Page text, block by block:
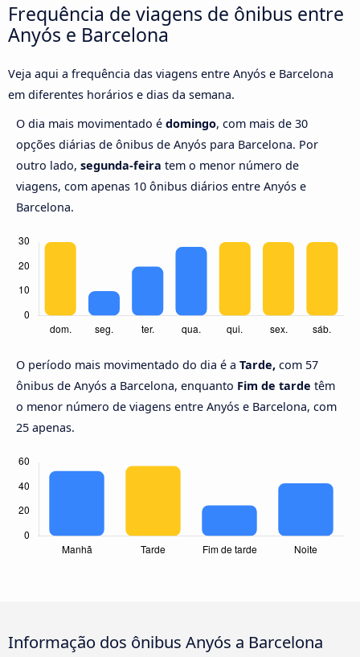
Frequência de viagens de ônibus entre
Anyós e Barcelona
Veja aqui a frequência das viagens entre Anyós e Barcelona
em diferentes horários e dias da semana.
O dia mais movimentado é domingo, com mais de 30
opções diárias de ônibus de Anyós para Barcelona. Por
outro lado, segunda-feira tem o menor número de
viagens, com apenas 10 ônibus diários entre Anyós e
Barcelona.
O período mais movimentado do dia é a Tarde, com 57
ônibus de Anyós a Barcelona, enquanto Fim de tarde têm
o menor número de viagens entre Anyós e Barcelona, com
25 apenas.
Informação dos ônibus Anyós a Barcelona